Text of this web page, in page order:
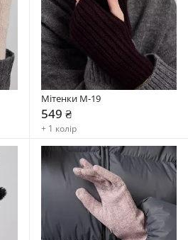
Мітенки М-19
549 ₴
+ 1 колір